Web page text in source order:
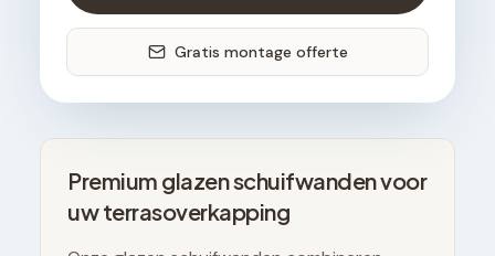
Gratis montage offerte
Premium glazen schuifwanden voor
uw terrasoverkapping